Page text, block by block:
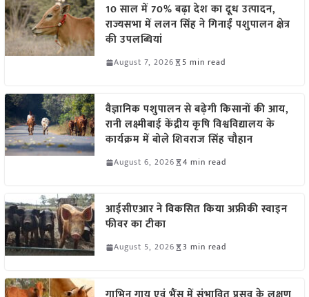
10 साल में 70% बढ़ा देश का दूध उत्पादन,
राज्यसभा में ललन सिंह ने गिनाईं पशुपालन क्षेत्र
की उपलब्धियां
August 7, 2026 5 min read
वैज्ञानिक पशुपालन से बढ़ेगी किसानों की आय,
रानी लक्ष्मीबाई केंद्रीय कृषि विश्वविद्यालय के
कार्यक्रम में बोले शिवराज सिंह चौहान
August 6, 2026 4 min read
आईसीएआर ने विकसित किया अफ्रीकी स्वाइन
फीवर का टीका
August 5, 2026 3 min read